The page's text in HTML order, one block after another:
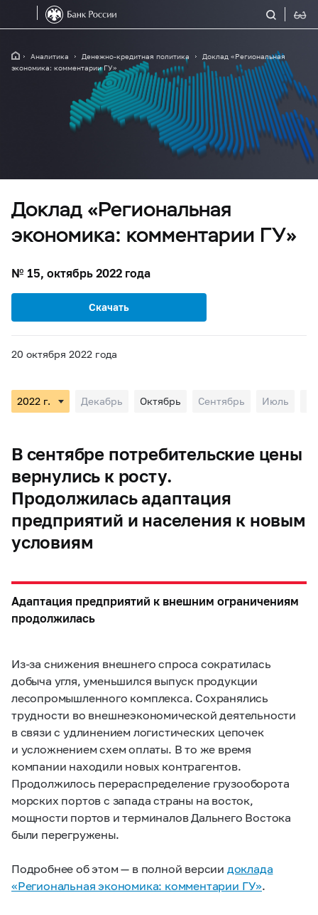
Аналитика Денежно-кредитная политика
Доклад «Региональная
экономика: комментарии ГУ»
Доклад «Региональная
экономика: комментарии ГУ»
№ 15, октябрь 2022 года
Скачать
20 октября 2022 года
Декабрь Октябрь Сентябрь Июль
В сентябре потребительские цены
вернулись к росту.
Продолжилась адаптация
предприятий и населения к новым
условиям
Адаптация предприятий к внешним ограничениям
продолжилась
Из-за снижения внешнего спроса сократилась
добыча угля, уменьшился выпуск продукции
лесопромышленного комплекса. Сохранялись
трудности во внешнеэкономической деятельности
в связи с удлинением логистических цепочек
и усложнением схем оплаты. В то же время
компании находили новых контрагентов.
Продолжилось перераспределение грузооборота
морских портов с запада страны на восток,
мощности портов и терминалов Дальнего Востока
были перегружены.
Подробнее об этом — в полной версии доклада
«Региональная экономика: комментарии ГУ».